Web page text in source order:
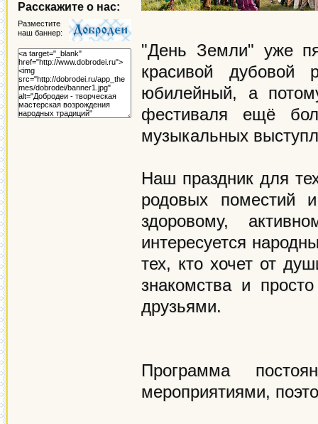
"День Земли" уже
красивой
юбилейный, а
фестиваля ещё
музыкальных
Наш праздник для
родовых поместий
здоровому,
интересуется
тех, кто хочет от
знакомства и
друзьями.
Программа
мероприятиями,
Расскажите о нас:
Разместите
наш баннер: